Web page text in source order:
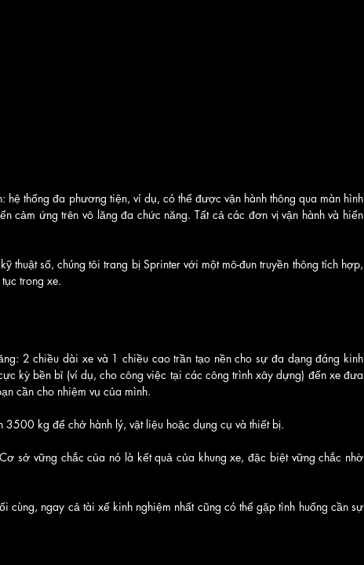
hệ thống đa phương tiện, ví dụ, có thể được vận hành thông qua màn hình
cảm ứng trên vô lăng đa chức năng. Tất cả các đơn vị vận hành và hiển
số, chúng tôi trang bị Sprinter với một mô-đun truyền thông tích hợp,
trong xe.
2 chiều dài xe và 1 chiều cao trần tạo nền cho sự đa dạng đáng kinh
kỳ bền bỉ (ví dụ, cho công việc tại các công trình xây dựng) đến xe đưa
cần cho nhiệm vụ của mình.
kg để chở hành lý, vật liệu hoặc dụng cụ và thiết bị.
sở vững chắc của nó là kết quả của khung xe, đặc biệt vững chắc nhờ
cùng, ngay cả tài xế kinh nghiệm nhất cũng có thể gặp tình huống cần sự